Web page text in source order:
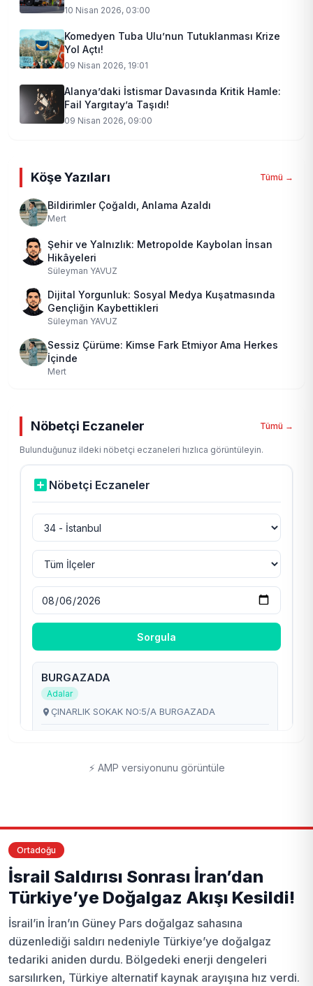
10 Nisan 2026, 03:00
Komedyen Tuba Ulu’nun Tutuklanması Krize
Yol Açtı!
09 Nisan 2026, 19:01
Alanya’daki İstismar Davasında Kritik Hamle:
Fail Yargıtay’a Taşıdı!
09 Nisan 2026, 09:00
Köşe Yazıları Tümü →
Bildirimler Çoğaldı, Anlama Azaldı
Mert
Şehir ve Yalnızlık: Metropolde Kaybolan İnsan
Hikâyeleri
Süleyman YAVUZ
Dijital Yorgunluk: Sosyal Medya Kuşatmasında
Gençliğin Kaybettikleri
Süleyman YAVUZ
Sessiz Çürüme: Kimse Fark Etmiyor Ama Herkes
İçinde
Mert
Nöbetçi Eczaneler Tümü →
Bulunduğunuz ildeki nöbetçi eczaneleri hızlıca görüntüleyin.
⚡ AMP versiyonunu görüntüle
Ortadoğu
İsrail Saldırısı Sonrası İran’dan
Türkiye’ye Doğalgaz Akışı Kesildi!
İsrail’in İran’ın Güney Pars doğalgaz sahasına
düzenlediği saldırı nedeniyle Türkiye’ye doğalgaz
tedariki aniden durdu. Bölgedeki enerji dengeleri
sarsılırken, Türkiye alternatif kaynak arayışına hız verdi.